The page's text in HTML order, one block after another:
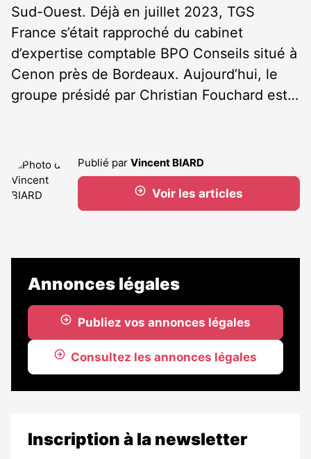
Sud-Ouest. Déjà en juillet 2023, TGS
France s’était rapproché du cabinet
d’expertise comptable BPO Conseils situé à
Cenon près de Bordeaux. Aujourd’hui, le
groupe présidé par Christian Fouchard est…
Publié par Vincent BIARD
Voir les articles
Annonces légales
Publiez vos annonces légales
Consultez les annonces légales
Inscription à la newsletter